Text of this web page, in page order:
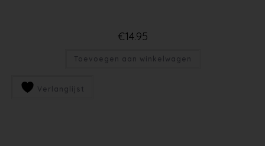
€14.95
Toevoegen aan winkelwagen
Verlanglijst